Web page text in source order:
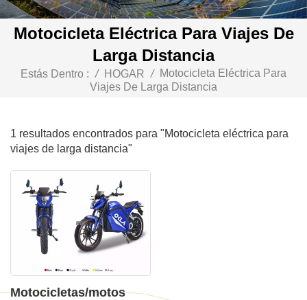
Motocicleta Eléctrica Para Viajes De
Larga Distancia
Estás Dentro : / HOGAR /
Motocicleta Eléctrica Para
Viajes De Larga Distancia
1 resultados encontrados para "Motocicleta eléctrica para
viajes de larga distancia"
Motocicletas/motos